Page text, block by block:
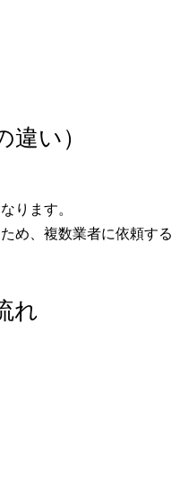
い）
ります。
め、複数業者に依頼す
れ